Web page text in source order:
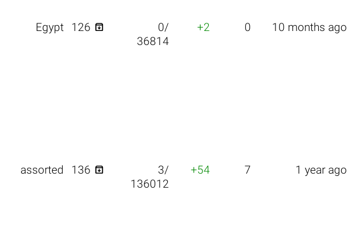
Egypt 126 
0/
36814
+2 0 10 months ago
assorted 136 
3/
136012
+54 7 1 year ago